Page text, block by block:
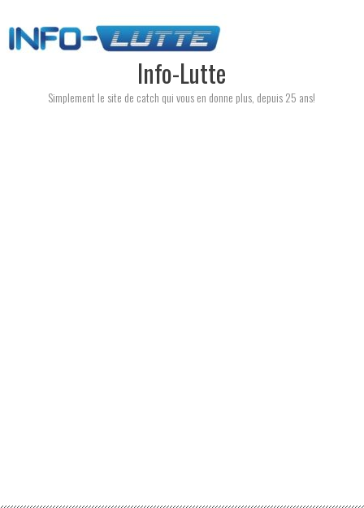
to
content
Info-Lutte
Simplement le site de catch qui vous en donne plus, depuis 25 ans!